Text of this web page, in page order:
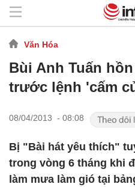
Văn Hóa
Bùi Anh Tuấn
trước lệnh 'cấm
08/04/2013 - 08:08
Bị "Bài hát yêu thích"
trong vòng 6 tháng khi
làm mưa làm gió tại